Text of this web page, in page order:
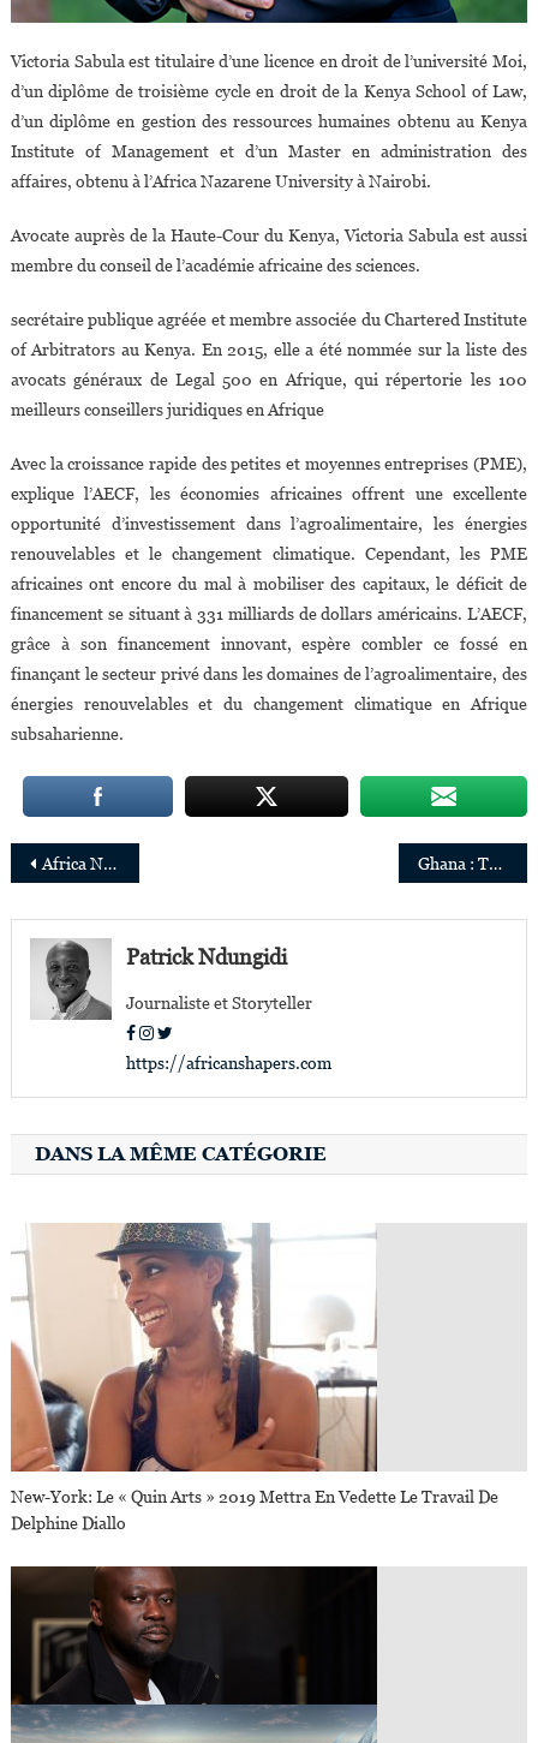
Victoria Sabula est titulaire d’une licence en droit de l’université Moi,
d’un diplôme de troisième cycle en droit de la Kenya School of Law,
d’un diplôme en gestion des ressources humaines obtenu au Kenya
Institute of Management et d’un Master en administration des
affaires, obtenu à l’Africa Nazarene University à Nairobi.
Avocate auprès de la Haute-Cour du Kenya, Victoria Sabula est aussi
membre du conseil de l’académie africaine des sciences.
secrétaire publique agréée et membre associée du Chartered Institute
of Arbitrators au Kenya. En 2015, elle a été nommée sur la liste des
avocats généraux de Legal 500 en Afrique, qui répertorie les 100
meilleurs conseillers juridiques en Afrique
Avec la croissance rapide des petites et moyennes entreprises (PME),
explique l’AECF, les économies africaines offrent une excellente
opportunité d’investissement dans l’agroalimentaire, les énergies
renouvelables et le changement climatique. Cependant, les PME
africaines ont encore du mal à mobiliser des capitaux, le déficit de
financement se situant à 331 milliards de dollars américains. L’AECF,
grâce à son financement innovant, espère combler ce fossé en
finançant le secteur privé dans les domaines de l’agroalimentaire, des
énergies renouvelables et du changement climatique en Afrique
subsaharienne.
Navigation
de
l’article
Africa Netpreneur Prize : 7 juges pour départager près de 10.000 candidatures Ghana : Theresa Yamson, nouvelle CEO de Phyto-Riker Pharmaceuticals Ltd
Patrick Ndungidi
Journaliste et Storyteller
https://africanshapers.com
DANS LA MÊME CATÉGORIE
New-York: Le « Quin Arts » 2019 Mettra En Vedette Le Travail De
Delphine Diallo